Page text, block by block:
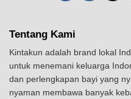
Tentang Kami
Kintakun adalah brand lokal
untuk menemani keluarga
dan perlengkapan bayi yang
nyaman membawa banyak